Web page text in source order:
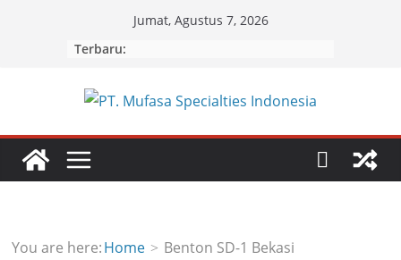
Jumat, Agustus 7, 2026
Terbaru:
You are here:Home Benton SD-1 Bekasi